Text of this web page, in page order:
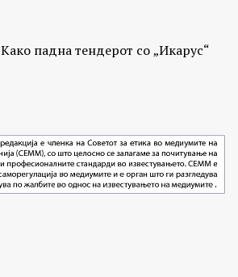
Како падна тендерот со „Икарус“